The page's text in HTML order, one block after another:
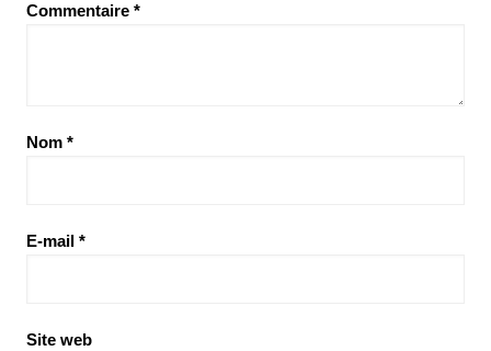
Commentaire *
Nom *
E-mail *
Site web